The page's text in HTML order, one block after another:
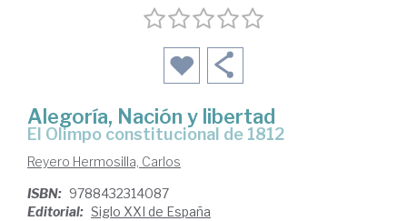
Alegoría, Nación y libertad
el Olimpo constitucional de 1812
Reyero Hermosilla, Carlos
ISBN: 9788432314087
Editorial: Siglo XXI de España